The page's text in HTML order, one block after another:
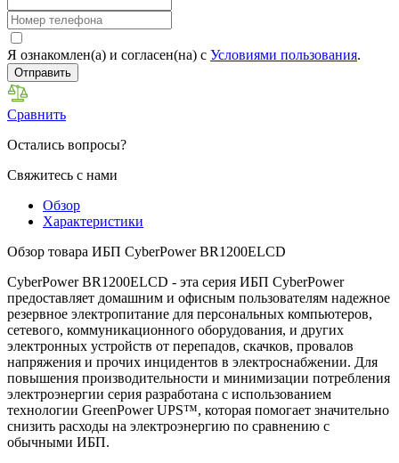
Я ознакомлен(а) и согласен(на) с Условиями пользования.
Отправить
Сравнить
Остались вопросы?
Свяжитесь с нами
Обзор
Характеристики
Обзор товара ИБП CyberPower BR1200ELCD
CyberPower BR1200ELCD - эта серия ИБП CyberPower
предоставляет домашним и офисным пользователям надежное
резервное электропитание для персональных компьютеров,
сетевого, коммуникационного оборудования, и других
электронных устройств от перепадов, скачков, провалов
напряжения и прочих инцидентов в электроснабжении. Для
повышения производительности и минимизации потребления
электроэнергии серия разработана с использованием
технологии GreenPower UPS™, которая помогает значительно
снизить расходы на электроэнергию по сравнению с
обычными ИБП.